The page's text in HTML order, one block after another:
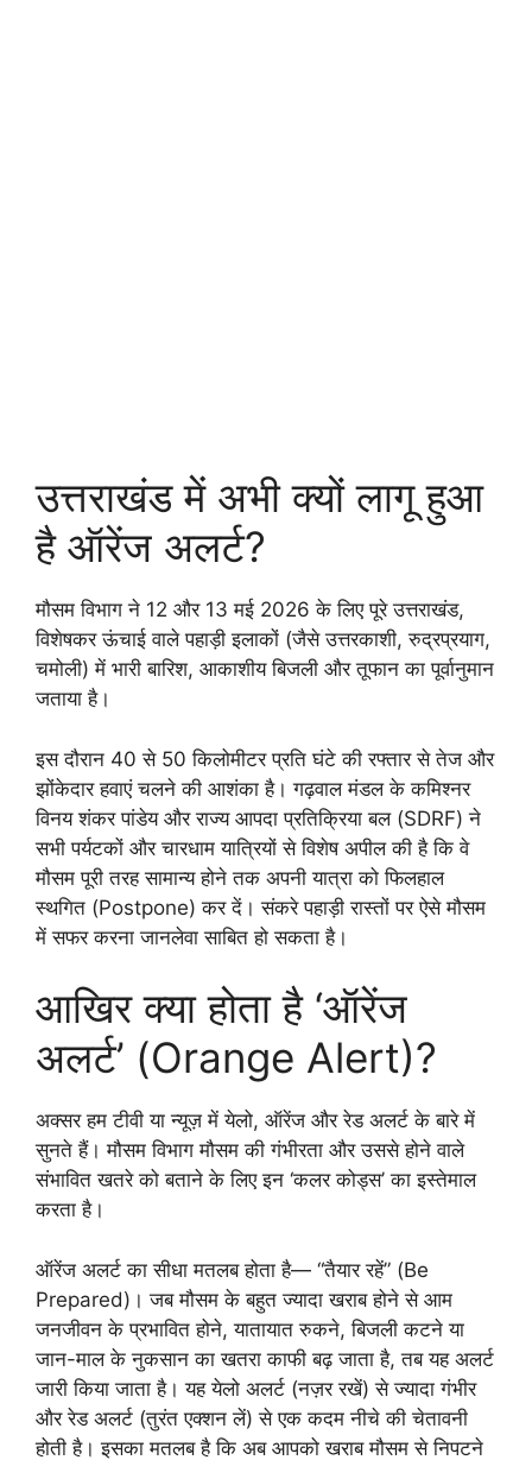
उत्तराखंड में अभी क्यों लागू हुआ
है ऑरेंज अलर्ट?
मौसम विभाग ने 12 और 13 मई 2026 के लिए पूरे उत्तराखंड,
विशेषकर ऊंचाई वाले पहाड़ी इलाकों (जैसे उत्तरकाशी, रुद्रप्रयाग,
चमोली) में भारी बारिश, आकाशीय बिजली और तूफान का पूर्वानुमान
जताया है।
इस दौरान 40 से 50 किलोमीटर प्रति घंटे की रफ्तार से तेज और
झोंकेदार हवाएं चलने की आशंका है। गढ़वाल मंडल के कमिश्नर
विनय शंकर पांडेय और राज्य आपदा प्रतिक्रिया बल (SDRF) ने
सभी पर्यटकों और चारधाम यात्रियों से विशेष अपील की है कि वे
मौसम पूरी तरह सामान्य होने तक अपनी यात्रा को फिलहाल
स्थगित (Postpone) कर दें। संकरे पहाड़ी रास्तों पर ऐसे मौसम
में सफर करना जानलेवा साबित हो सकता है।
आखिर क्या होता है ‘ऑरेंज
अलर्ट’ (Orange Alert)?
अक्सर हम टीवी या न्यूज़ में येलो, ऑरेंज और रेड अलर्ट के बारे में
सुनते हैं। मौसम विभाग मौसम की गंभीरता और उससे होने वाले
संभावित खतरे को बताने के लिए इन ‘कलर कोड्स’ का इस्तेमाल
करता है।
ऑरेंज अलर्ट का सीधा मतलब होता है— “तैयार रहें” (Be
Prepared)। जब मौसम के बहुत ज्यादा खराब होने से आम
जनजीवन के प्रभावित होने, यातायात रुकने, बिजली कटने या
जान-माल के नुकसान का खतरा काफी बढ़ जाता है, तब यह अलर्ट
जारी किया जाता है। यह येलो अलर्ट (नज़र रखें) से ज्यादा गंभीर
और रेड अलर्ट (तुरंत एक्शन लें) से एक कदम नीचे की चेतावनी
होती है। इसका मतलब है कि अब आपको खराब मौसम से निपटने